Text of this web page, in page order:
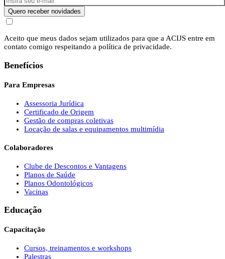
Quero receber novidades
Aceito que meus dados sejam utilizados para que a ACIJS entre em
contato comigo respeitando a política de privacidade.
Benefícios
Para Empresas
Assessoria Jurídica
Certificado de Origem
Gestão de compras coletivas
Locação de salas e equipamentos multimídia
Colaboradores
Clube de Descontos e Vantagens
Planos de Saúde
Planos Odontológicos
Vacinas
Educação
Capacitação
Cursos, treinamentos e workshops
Palestras